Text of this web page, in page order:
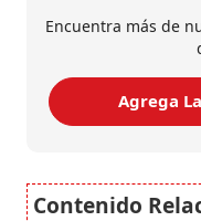
Encuentra más de
Agrega